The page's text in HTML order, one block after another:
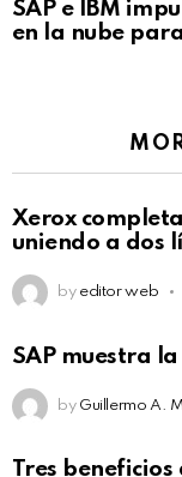
SAP e IBM
en la nube
Xerox
uniendo a dos
by editor web
SAP muestra
by Guillermo A.
Tres